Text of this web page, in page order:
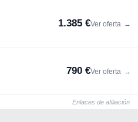
1.385 €Ver oferta →
790 €Ver oferta →
Enlaces de afiliación